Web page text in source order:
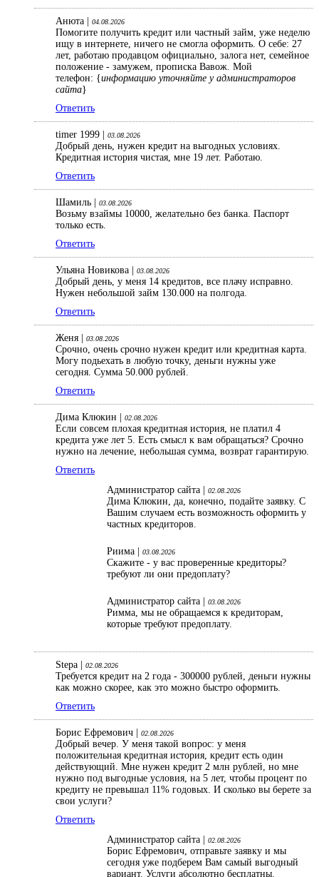
Анюта | 04.08.2026
Помогите получить кредит или частный займ, уже неделю
ищу в интернете, ничего не смогла оформить. О себе: 27
лет, работаю продавцом официально, залога нет, семейное
положение - замужем, прописка Вавож. Мой
телефон: {информацию уточняйте у администраторов
сайта}
Ответить
timer 1999 | 03.08.2026
Добрый день, нужен кредит на выгодных условиях.
Кредитная история чистая, мне 19 лет. Работаю.
Ответить
Шамиль | 03.08.2026
Возьму взаймы 10000, желательно без банка. Паспорт
только есть.
Ответить
Ульяна Новикова | 03.08.2026
Добрый день, у меня 14 кредитов, все плачу исправно.
Нужен небольшой займ 130.000 на полгода.
Ответить
Женя | 03.08.2026
Срочно, очень срочно нужен кредит или кредитная карта.
Могу подьехать в любую точку, деньги нужны уже
сегодня. Сумма 50.000 рублей.
Ответить
Дима Клюкин | 02.08.2026
Если совсем плохая кредитная история, не платил 4
кредита уже лет 5. Есть смысл к вам обращаться? Срочно
нужно на лечение, небольшая сумма, возврат гарантирую.
Ответить
Администратор сайта |
02.08.2026
Дима Клюкин, да, конечно, подайте заявку. С
Вашим случаем есть возможность оформить у
частных кредиторов.
Риима | 03.08.2026
Скажите - у вас проверенные кредиторы?
требуют ли они предоплату?
Администратор сайта | 03.08.2026
Римма, мы не обращаемся к кредиторам,
которые требуют предоплату.
Stepa | 02.08.2026
Требуется кредит на 2 года - 300000 рублей, деньги нужны
как можно скорее, как это можно быстро оформить.
Ответить
Борис Ефремович | 02.08.2026
Добрый вечер. У меня такой вопрос: у меня
положительная кредитная история, кредит есть один
действующий. Мне нужен кредит 2 млн рублей, но мне
нужно под выгодные условия, на 5 лет, чтобы процент по
кредиту не превышал 11% годовых. И сколько вы берете за
свои услуги?
Ответить
Администратор сайта |
02.08.2026
Борис Ефремович, отправьте заявку и мы
сегодня уже подберем Вам самый выгодный
вариант. Услуги абсолютно бесплатны.